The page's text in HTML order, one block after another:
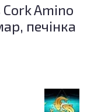
Amino
печінка